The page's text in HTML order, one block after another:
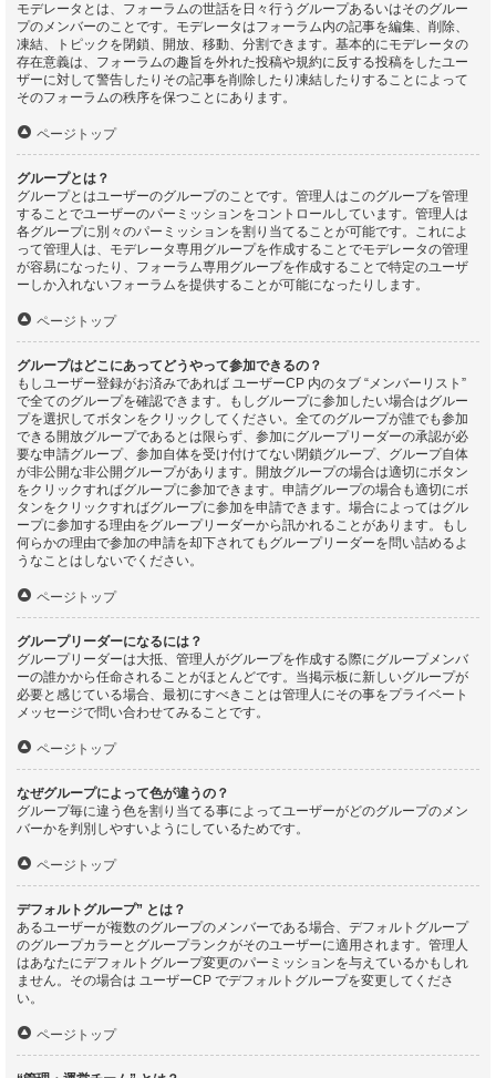
モデレータとは、フォーラムの世話を日々行うグループあるいはそのグルー
プのメンバーのことです。モデレータはフォーラム内の記事を編集、削除、
凍結、トピックを閉鎖、開放、移動、分割できます。基本的にモデレータの
存在意義は、フォーラムの趣旨を外れた投稿や規約に反する投稿をしたユー
ザーに対して警告したりその記事を削除したり凍結したりすることによって
そのフォーラムの秩序を保つことにあります。
ページトップ
グループとは？
グループとはユーザーのグループのことです。管理人はこのグループを管理
することでユーザーのパーミッションをコントロールしています。管理人は
各グループに別々のパーミッションを割り当てることが可能です。これによ
って管理人は、モデレータ専用グループを作成することでモデレータの管理
が容易になったり、フォーラム専用グループを作成することで特定のユーザ
ーしか入れないフォーラムを提供することが可能になったりします。
ページトップ
グループはどこにあってどうやって参加できるの？
もしユーザー登録がお済みであれば ユーザーCP 内のタブ “メンバーリスト”
で全てのグループを確認できます。もしグループに参加したい場合はグルー
プを選択してボタンをクリックしてください。全てのグループが誰でも参加
できる開放グループであるとは限らず、参加にグループリーダーの承認が必
要な申請グループ、参加自体を受け付けてない閉鎖グループ、グループ自体
が非公開な非公開グループがあります。開放グループの場合は適切にボタン
をクリックすればグループに参加できます。申請グループの場合も適切にボ
タンをクリックすればグループに参加を申請できます。場合によってはグル
ープに参加する理由をグループリーダーから訊かれることがあります。もし
何らかの理由で参加の申請を却下されてもグループリーダーを問い詰めるよ
うなことはしないでください。
ページトップ
グループリーダーになるには？
グループリーダーは大抵、管理人がグループを作成する際にグループメンバ
ーの誰かから任命されることがほとんどです。当掲示板に新しいグループが
必要と感じている場合、最初にすべきことは管理人にその事をプライベート
メッセージで問い合わせてみることです。
ページトップ
なぜグループによって色が違うの？
グループ毎に違う色を割り当てる事によってユーザーがどのグループのメン
バーかを判別しやすいようにしているためです。
ページトップ
デフォルトグループ” とは？
あるユーザーが複数のグループのメンバーである場合、デフォルトグループ
のグループカラーとグループランクがそのユーザーに適用されます。管理人
はあなたにデフォルトグループ変更のパーミッションを与えているかもしれ
ません。その場合は ユーザーCP でデフォルトグループを変更してくださ
い。
ページトップ